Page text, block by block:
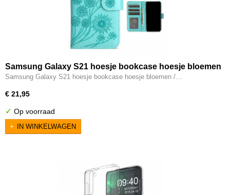
Samsung Galaxy S21 hoesje bookcase hoesje bloemen
/ mintgroen
Samsung Galaxy S21 hoesje bookcase hoesje bloemen /…
€ 21,95
✓ Op voorraad
IN WINKELWAGEN